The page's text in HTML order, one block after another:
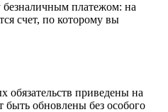
платежом: на
счет, по которому вы
обязательств приведены на
быть обновлены без особого